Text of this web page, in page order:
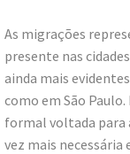
As migrações
presente nas
ainda mais
como em São
formal voltada para
vez mais necessária